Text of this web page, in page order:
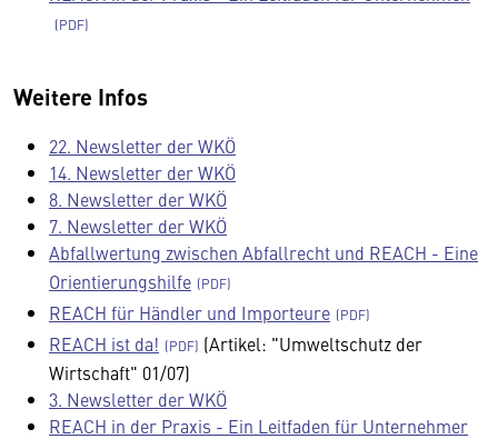
Weitere Infos
22. Newsletter der WKÖ
14. Newsletter der WKÖ
8. Newsletter der WKÖ
7. Newsletter der WKÖ
Abfallwertung zwischen Abfallrecht und REACH - Eine
Orientierungshilfe
REACH für Händler und Importeure
REACH ist da!
(Artikel: "Umweltschutz der
Wirtschaft" 01/07)
3. Newsletter der WKÖ
REACH in der Praxis - Ein Leitfaden für Unternehmer